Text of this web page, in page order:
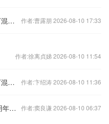
9连胜！国乒8-1击败韩国队，拿下混合团体世界杯冠军 作者:曹露朋 2026-08-10 17:33
作者:徐离贞娣 2026-08-10 11:54
9连胜！国乒8-1击败韩国队，拿下混合团体世界杯冠军 作者:卞绍涛 2026-08-10 11:36
2023年中央经济工作会议，定调明年经济工作 作者:窦良谦 2026-08-10 06:37